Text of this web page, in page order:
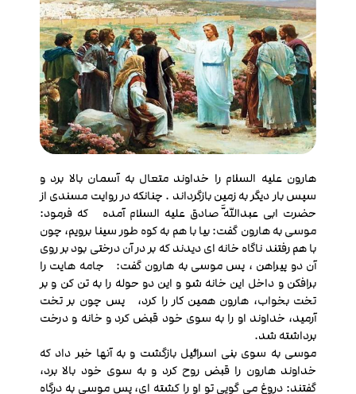
هارون علیه السلام را خداوند متعال به آسمان بالا برد و
سپس بار دیگر به زمین بازگرداند . چنانکه در روایت مسندی از
حضرت ابی عبداللَّه صادق علیه السلام آمده که فرمود:
موسی به هارون گفت: بیا با هم به کوه طور سینا برویم، چون
با هم رفتند ناگاه خانه ای دیدند که بر در آن درختی بود بر روی
آن دو پیراهن ، پس موسی به هارون گفت: جامه هایت را
برافکن و داخل این خانه شو و این دو حوله را به تن کن و بر
تخت بخواب، هارون همین کار را کرد، پس چون بر تخت
آرمید، خداوند او را به سوی خود قبض کرد و خانه و درخت
برداشته شد.
موسی به سوی بنی اسرائیل بازگشت و به آنها خبر داد که
خداوند هارون را قبض روح کرد و به سوی خود بالا برد،
گفتند: دروغ می گویی تو او را کشته ای، پس موسی به درگاه